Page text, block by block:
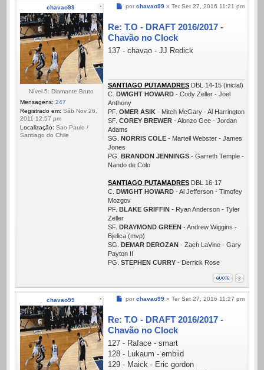
chavao99
Nível 5: Diamante Bruto
Mensagens: 247
Registrado em: Sáb Nov 26,
2011 12:57 pm
Localização: Sao Paulo /
Santiago do Chile
Mensagem
por chavao99 » Ter Set 27, 2016 11:21 pm
Re: T.O - DRAFT 2016/2017 -
Chavão no Clock
137 - chavao - JJ Redick
SANTIAGO PUTAMADRES DBL 14-15 (inicial)
C. DWIGHT HOWARD - Cody Zeller - Joel
Anthony
PF. OMER ASIK - Mitch McGary - Al Harrington
SF. COREY BREWER - Alonzo Gee - Jordan
Adams
SG. NORRIS COLE - Martell Webster - James
Jones
PG. BRANDON JENNINGS - Garreth Temple -
Nando de Colo
SANTIAGO PUTAMADRES DBL 16-17
C. DWIGHT HOWARD - Al Jefferson - Timofey
Mozgov
PF. BLAKE GRIFFIN - Ryan Anderson - Tyler
Zeller
SF. DRAYMOND GREEN - Andrew Wiggins -
Bjelica (mvp)
SG. DEMAR DEROZAN - Zach LaVine - Gary
Payton II
PG. STEPHEN CURRY - Derrick Rose
chavao99 Mensagem
por chavao99 » Ter Set 27, 2016 11:27 pm
Re: T.O - DRAFT 2016/2017 -
Chavão no Clock
127 - Raface - smart
128 - Lukaum - embiid
129 - Maick - Eric gordon